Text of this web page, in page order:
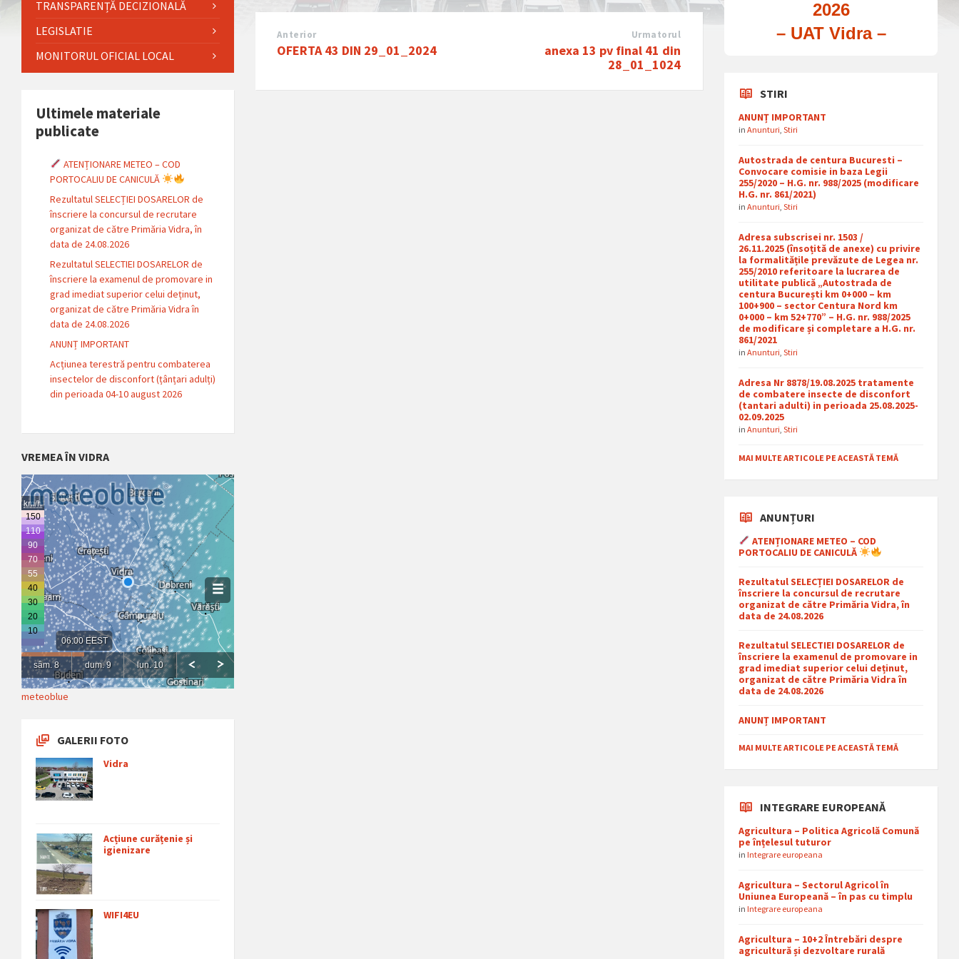
Anterior
OFERTA 43 DIN 29_01_2024
Urmatorul
anexa 13 pv final 41 din
28_01_1024
TRANSPARENȚĂ DECIZIONALĂ
LEGISLATIE
MONITORUL OFICIAL LOCAL
Ultimele materiale
publicate
ATENȚIONARE METEO – COD
PORTOCALIU DE CANICULĂ
Rezultatul SELECȚIEI DOSARELOR de
înscriere la concursul de recrutare
organizat de către Primăria Vidra, în
data de 24.08.2026
Rezultatul SELECTIEI DOSARELOR de
înscriere la examenul de promovare in
grad imediat superior celui deținut,
organizat de către Primăria Vidra în
data de 24.08.2026
ANUNȚ IMPORTANT
Acțiunea terestră pentru combaterea
insectelor de disconfort (țânțari adulți)
din perioada 04-10 august 2026
VREMEA ÎN VIDRA
meteoblue
GALERII FOTO
Vidra
Acțiune curățenie și
igienizare
WIFI4EU
2026
– UAT Vidra –
STIRI
ANUNȚ IMPORTANT
inAnunturi ,Stiri
Autostrada de centura Bucuresti –
Convocare comisie in baza Legii
255/2020 – H.G. nr. 988/2025 (modificare
H.G. nr. 861/2021)
inAnunturi ,Stiri
Adresa subscrisei nr. 1503 /
26.11.2025 (însoțită de anexe) cu privire
la formalitățile prevăzute de Legea nr.
255/2010 referitoare la lucrarea de
utilitate publică „Autostrada de
centura București km 0+000 – km
100+900 – sector Centura Nord km
0+000 – km 52+770” – H.G. nr. 988/2025
de modificare și completare a H.G. nr.
861/2021
inAnunturi ,Stiri
Adresa Nr 8878/19.08.2025 tratamente
de combatere insecte de disconfort
(tantari adulti) in perioada 25.08.2025-
02.09.2025
inAnunturi ,Stiri
MAI MULTE ARTICOLE PE ACEASTĂ TEMĂ
ANUNȚURI
ATENȚIONARE METEO – COD
PORTOCALIU DE CANICULĂ
Rezultatul SELECȚIEI DOSARELOR de
înscriere la concursul de recrutare
organizat de către Primăria Vidra, în
data de 24.08.2026
Rezultatul SELECTIEI DOSARELOR de
înscriere la examenul de promovare in
grad imediat superior celui deținut,
organizat de către Primăria Vidra în
data de 24.08.2026
ANUNȚ IMPORTANT
MAI MULTE ARTICOLE PE ACEASTĂ TEMĂ
INTEGRARE EUROPEANĂ
Agricultura – Politica Agricolă Comună
pe înțelesul tuturor
inIntegrare europeana
Agricultura – Sectorul Agricol în
Uniunea Europeană – în pas cu timplu
inIntegrare europeana
Agricultura – 10+2 Întrebări despre
agricultură și dezvoltare rurală